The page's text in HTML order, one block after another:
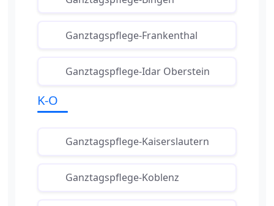
Ganztagspflege-Frankenthal
Ganztagspflege-Idar Oberstein
K-O
Ganztagspflege-Kaiserslautern
Ganztagspflege-Koblenz